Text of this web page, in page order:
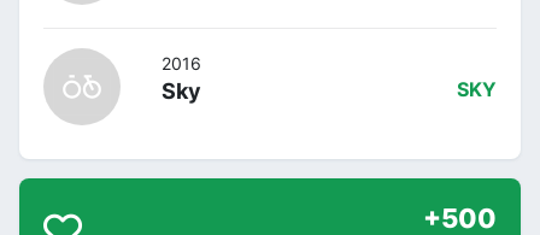
2016
Sky SKY
+500